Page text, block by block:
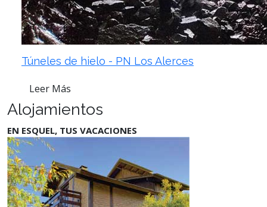
Túneles de hielo - PN Los Alerces
Leer Más
Alojamientos
EN ESQUEL, TUS VACACIONES